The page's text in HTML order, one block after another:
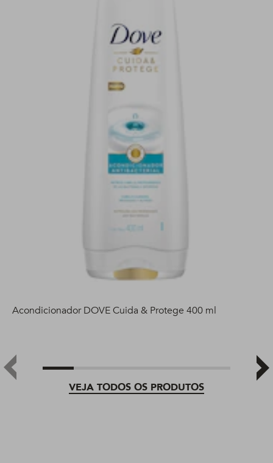
VEJA TODOS OS PRODUTOS
Acondicionador DOVE Cuida & Protege 400 ml